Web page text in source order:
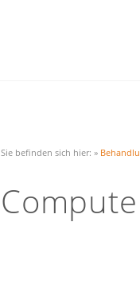
Sie befinden sich hier: »